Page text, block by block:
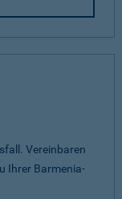
Vereinbaren
Ihrer Barmenia-